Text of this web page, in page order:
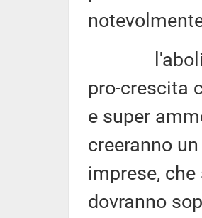
pro-crescita
e super
creeranno
imprese,
dovranno